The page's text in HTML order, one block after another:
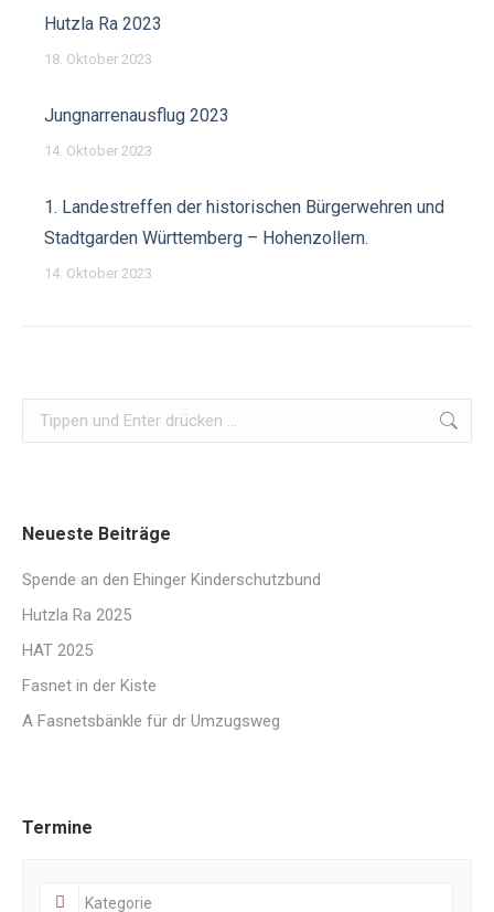
Hutzla Ra 2023
18. Oktober 2023
Jungnarrenausflug 2023
14. Oktober 2023
1. Landestreffen der historischen Bürgerwehren und
Stadtgarden Württemberg – Hohenzollern.
14. Oktober 2023
Search:
Neueste Beiträge
Spende an den Ehinger Kinderschutzbund
Hutzla Ra 2025
HAT 2025
Fasnet in der Kiste
A Fasnetsbänkle für dr Umzugsweg
Termine